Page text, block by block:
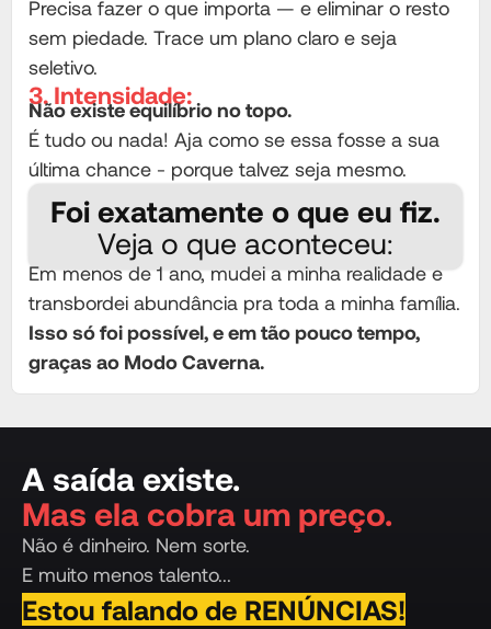
Precisa fazer o que importa — e eliminar o resto
sem piedade. Trace um plano claro e seja
seletivo.
3. Intensidade:
Não existe equilíbrio no topo.
É tudo ou nada! Aja como se essa fosse a sua
última chance - porque talvez seja mesmo.
Foi exatamente o que eu fiz.
Veja o que aconteceu:
Em menos de 1 ano, mudei a minha realidade e
transbordei abundância pra toda a minha família.
Isso só foi possível, e em tão pouco tempo,
graças ao Modo Caverna.
A saída existe.
Mas ela cobra um preço.
Não é dinheiro. Nem sorte.
E muito menos talento...
Estou falando de RENÚNCIAS!